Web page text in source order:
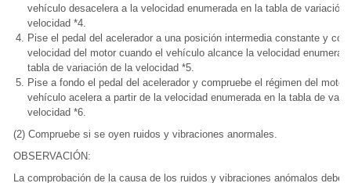
vehículo desacelera a la velocidad enumerada en la tabla de variación
velocidad *4.
Pise el pedal del acelerador a una posición intermedia constante y
velocidad del motor cuando el vehículo alcance la velocidad
tabla de variación de la velocidad *5.
Pise a fondo el pedal del acelerador y compruebe el régimen del motor
vehículo acelera a partir de la velocidad enumerada en la tabla de
velocidad *6.
(2) Compruebe si se oyen ruidos y vibraciones anormales.
OBSERVACIÓN:
La comprobación de la causa de los ruidos y vibraciones anómalos debe